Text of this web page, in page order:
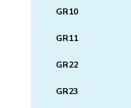
GR10
GR11
GR22
GR23